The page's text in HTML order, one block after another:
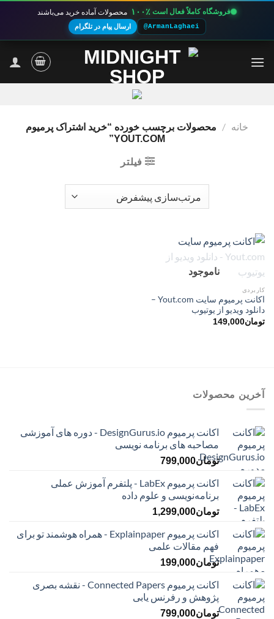
فروشگاه کاملاً فعال است ۱۰۰٪ محصولات آماده خرید می‌باشند
@ArmanLaghaei ارسال پیام در تلگرام
خانه /
محصولات برچسب خورده “خرید اشتراک پرمیوم
YOUT.COM”
فیلتر
ناموجود
کاربردی
اکانت پرمیوم سایت Yout.com –
دانلود ویدیو از یوتیوب
تومان149,000
آخرین محصولات
اکانت پرمیوم DesignGurus.io - دوره ‌های آموزشی
مصاحبه ‌های برنامه نویسی
تومان799,000
اکانت پرمیوم LabEx - پلتفرم آموزش عملی
برنامه‌نویسی و علوم داده
تومان1,299,000
اکانت پرمیوم Explainpaper - همراه هوشمند تو برای
فهم مقالات علمی
تومان199,000
اکانت پرمیوم Connected Papers - نقشه بصری
پژوهش و رفرنس یابی
تومان799,000